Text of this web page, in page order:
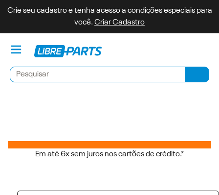
Crie seu cadastro e tenha acesso a condições especiais para
você. Criar Cadastro
Pesquisar
Em até 6x sem juros nos cartões de crédito.*